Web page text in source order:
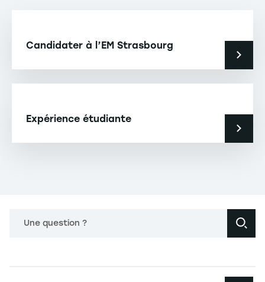
Candidater à l’EM Strasbourg
Expérience étudiante
Une question ?